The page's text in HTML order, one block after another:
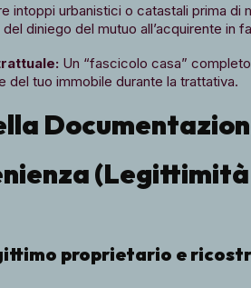
intoppi urbanistici o catastali prima di
diniego del mutuo all’acquirente in
Un “fascicolo casa”
del tuo immobile durante la trattativa.
proprietario e